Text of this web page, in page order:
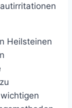
Heilsteinen